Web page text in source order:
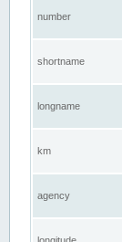
number
shortname
longname
km
agency